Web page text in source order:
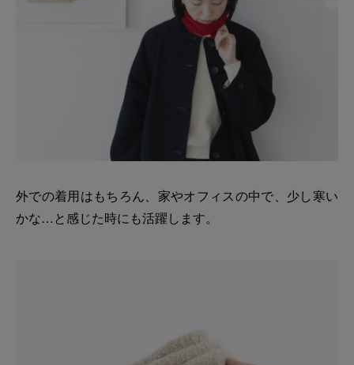
外での着用はもちろん、家やオフィスの中で、少し寒い
かな…と感じた時にも活躍します。